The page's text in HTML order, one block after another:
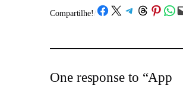
Compartilhe!/Share on Facebook
Share on X Share on Telegram
Share on Threads
Share onShare
One response to “App